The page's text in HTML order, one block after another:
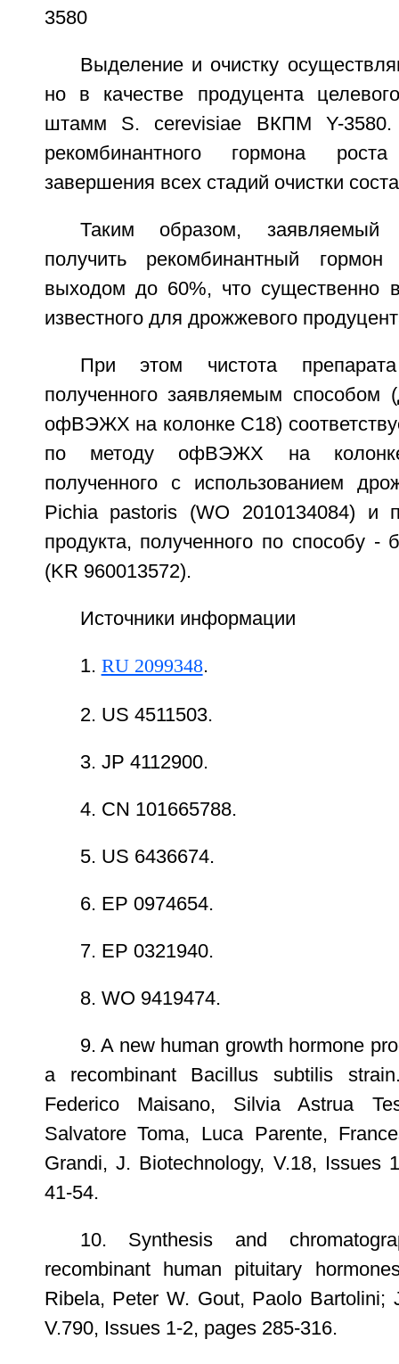
3580
Выделение и очистку
но в качестве продуцента
штамм S. cerevisiae ВКПМ Y-
рекомбинантного гормона
завершения всех стадий очистки
Таким образом, заявляемый
получить рекомбинантный
выходом до 60%, что существенно
известного для дрожжевого
При этом чистота
полученного заявляемым способом
офВЭЖХ на колонке C18)
по методу офВЭЖХ на
полученного с использованием
Pichia pastoris (WO 2010134084) и
продукта, полученного по способу -
(KR 960013572).
Источники информации
1. RU 2099348.
2. US 4511503.
3. JP 4112900.
4. CN 101665788.
5. US 6436674.
6. ЕР 0974654.
7. ЕР 0321940.
8. WO 9419474.
9. A new human growth hormone
a recombinant Bacillus subtilis
Federico Maisano, Silvia Astrua
Salvatore Toma, Luca Parente,
Grandi, J. Biotechnology, V.18, Issues
41-54.
10. Synthesis and
recombinant human pituitary
Ribela, Peter W. Gout, Paolo Bartolini;
V.790, Issues 1-2, pages 285-316.